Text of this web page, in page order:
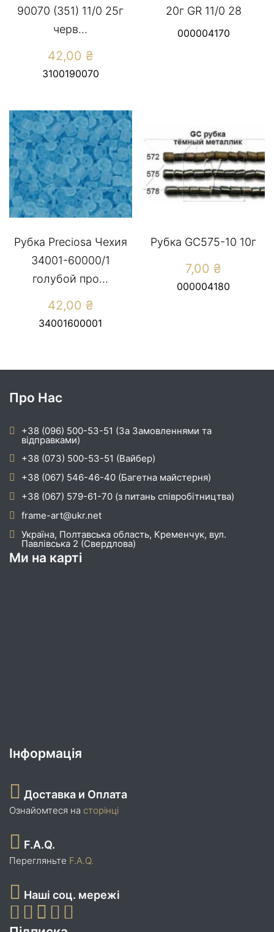
90070 (351) 11/0 25г
черв...
42,00 ₴
3100190070
20г GR 11/0 28
000004170
Рубка Preciosa Чехия
34001-60000/1
голубой про...
42,00 ₴
34001600001
Рубка GC575-10 10г
7,00 ₴
000004180
Про Нас
+38 (096) 500-53-51 (За Замовленнями та
відправками)
+38 (073) 500-53-51 (Вайбер)
+38 (067) 546-46-40 (Багетна майстерня)
+38 (067) 579-61-70 (з питань співробітництва)
frame-art@ukr.net
Україна, Полтавська область, Кременчук, вул.
Павлівська 2 (Свердлова)
Ми на карті
Інформація
Доставка и Оплата
Ознайомтеся на сторінці
F.A.Q.
Перегляньте F.A.Q.
Наші соц. мережі